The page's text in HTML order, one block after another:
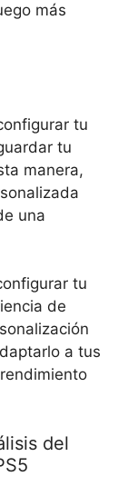
más
tu
tu
manera,
una
tu
de
a tus
del